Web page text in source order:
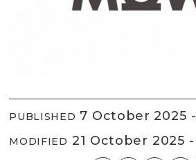
PUBLISHED 7 October 2025
MODIFIED 21 October 2025 -